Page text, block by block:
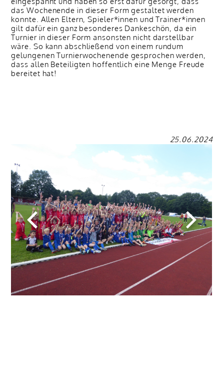
das Wochenende in dieser Form gestaltet werden
konnte. Allen Eltern, Spieler*innen und Trainer*innen
gilt dafür ein ganz besonderes Dankeschön, da ein
Turnier in dieser Form ansonsten nicht darstellbar
wäre. So kann abschließend von einem rundum
gelungenen Turnierwochenende gesprochen werden,
dass allen Beteiligten hoffentlich eine Menge Freude
bereitet hat!
25.06.2024